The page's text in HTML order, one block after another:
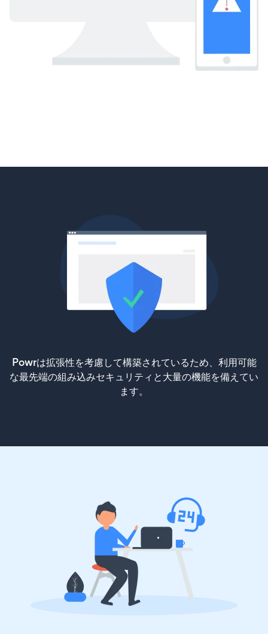
Powrは拡張性を考慮して構築されているため、利用可能
な最先端の組み込みセキュリティと大量の機能を備えてい
ます。